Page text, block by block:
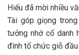
Hiếu đã mời nhiều
Tài góp giọng
tưởng nhớ cố danh
đình tổ chức giỗ